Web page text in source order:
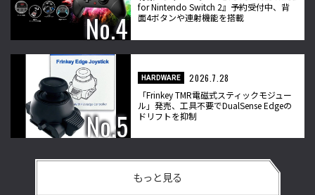
for Nintendo Switch 2』予約受付中、背
面4ボタンや連射機能を搭載
HARDWARE
2026.7.28
「Frinkey TMR電磁式スティックモジュー
ル」発売、工具不要でDualSense Edgeの
ドリフトを抑制
もっと見る